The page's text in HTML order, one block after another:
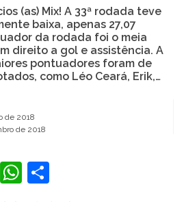
(as) Mix! A 33ª rodada teve
baixa, apenas 27,07
da rodada foi o meia
direito a gol e assistência. A
pontuadores foram de
como Léo Ceará, Erik,…
de 2018
de 2018
Telegram
WhatsApp